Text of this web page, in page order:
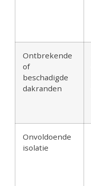
Ontbrekende
of
beschadigde
dakranden
Onvoldoende
isolatie